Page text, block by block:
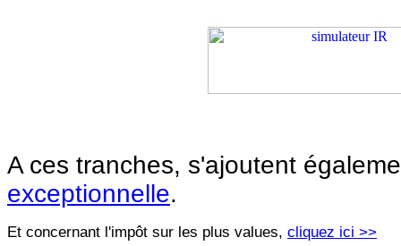
A ces tranches, s'ajoutent
exceptionnelle.
Et concernant l'impôt sur les plus values, cliquez ici >>